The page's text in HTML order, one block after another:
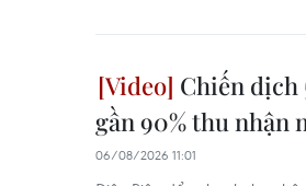
Chiến dịch
gần 90% thu nhận
06/08/2026 11:01